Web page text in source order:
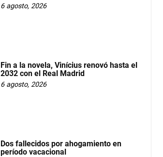
6 agosto, 2026
Fin a la novela, Vinícius renovó hasta el
2032 con el Real Madrid
6 agosto, 2026
Dos fallecidos por ahogamiento en
período vacacional